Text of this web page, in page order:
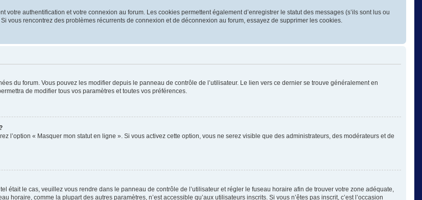
authentification et votre connexion au forum. Les cookies permettent également d’enregistrer le statut des messages (s’ils sont lus ou
vous rencontrez des problèmes récurrents de connexion et de déconnexion au forum, essayez de supprimer les cookies.
du forum. Vous pouvez les modifier depuis le panneau de contrôle de l’utilisateur. Le lien vers ce dernier se trouve généralement en
de modifier tous vos paramètres et toutes vos préférences.
l’option « Masquer mon statut en ligne ». Si vous activez cette option, vous ne serez visible que des administrateurs, des modérateurs et de
était le cas, veuillez vous rendre dans le panneau de contrôle de l’utilisateur et régler le fuseau horaire afin de trouver votre zone adéquate,
horaire, comme la plupart des autres paramètres, n’est accessible qu’aux utilisateurs inscrits. Si vous n’êtes pas inscrit, c’est l’occasion